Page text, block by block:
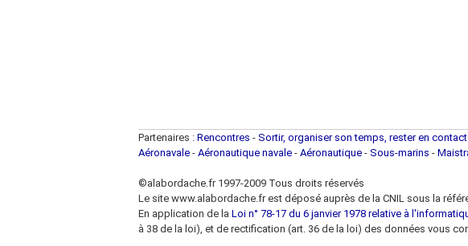
Partenaires : Rencontres - Sortir, organiser son temps, rester en contact
Aéronavale - Aéronautique navale - Aéronautique - Sous-marins -
©alabordache.fr 1997-2009 Tous droits réservés
Le site www.alabordache.fr est déposé auprès de la CNIL sous la
En application de la Loi n° 78-17 du 6 janvier 1978 relative à
à 38 de la loi), et de rectification (art. 36 de la loi) des données vous